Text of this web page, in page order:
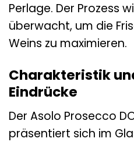
Perlage. Der Prozess
überwacht, um die
Weins zu maximieren.
Charakteristik
Eindrücke
Der Asolo Prosecco
präsentiert sich im